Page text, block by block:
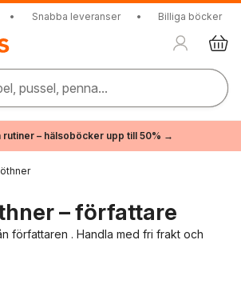
• Snabba leveranser • Billiga böcker
pussel, penna...
rutiner – hälsoböcker upp till 50% →
– författare
författaren . Handla med fri frakt och